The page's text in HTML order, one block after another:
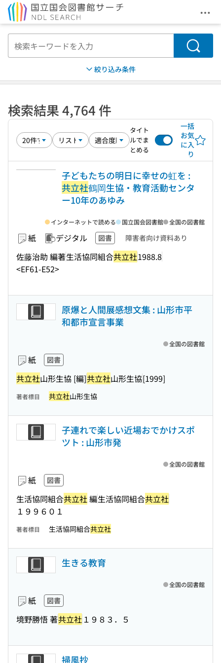
メ
検索
絞り込み条件
検索結果 4,764 件
タイト
ルでま
とめる
一括
お気
に入
り
子どもたちの明日に幸せの虹を :
共立社鶴岡生協・教育活動センタ
ー10年のあゆみ
紙 デジタル 図書 障害者向け資料あり
佐藤治助 編著生活協同組合共立社1988.8
<EF61-E52>
インターネットで読める 国立国会図書館 全国の図書館
原爆と人間展感想文集 : 山形市平
和都市宣言事業
紙 図書
共立社山形生協 [編]共立社山形生協[1999]
全国の図書館
著者標目 共立社山形生協
子連れで楽しい近場おでかけスポ
ツト : 山形市発
紙 図書
生活協同組合共立社編生活協同組合共立社
１９９６０１
全国の図書館
著者標目 生活協同組合共立社
生きる教育
紙 図書
境野勝悟 著共立社 １９８３．５
全国の図書館
掃風抄